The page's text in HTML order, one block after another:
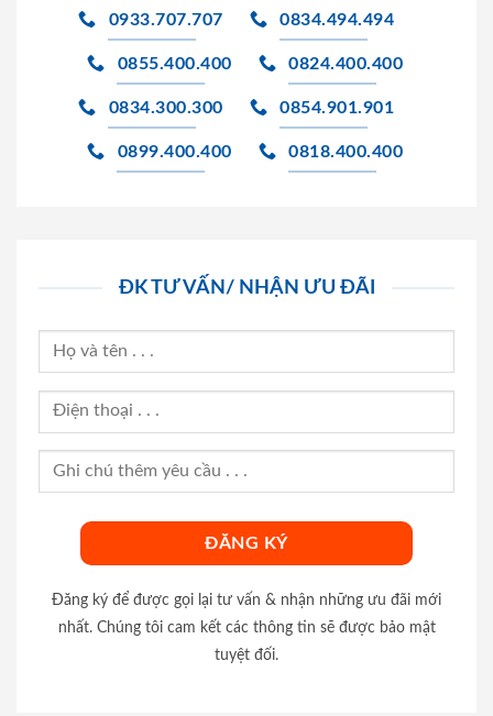
0933.707.707 0834.494.494
0855.400.400 0824.400.400
0834.300.300 0854.901.901
0899.400.400 0818.400.400
ĐK TƯ VẤN/ NHẬN ƯU ĐÃI
Đăng ký để được gọi lại tư vấn & nhận những ưu đãi mới
nhất. Chúng tôi cam kết các thông tin sẽ được bảo mật
tuyệt đối.